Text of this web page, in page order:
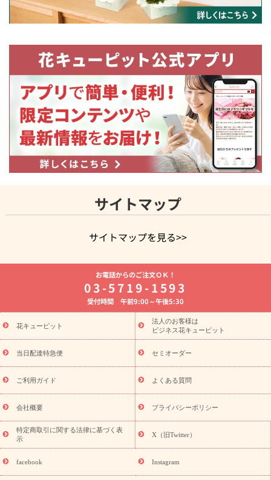
サイトマップ
サイトマップを見る>>
よく贈られる花
お祝いの花特集
誕生日フラワーギフト特集
8月の誕生花(トルコキキョウ)
開店・開業祝い
お供え・お悔やみ お供え・お悔やみの花
通夜・葬儀に贈る花 胡蝶蘭・花鉢
ーブドフラワー
季節のイベント
ひまわり ギフト・プレゼント
特集
お盆 花（新盆・初盆） 季節のイベント
お盆 花（新
盆・初盆）
お盆 花（新盆・初盆）
お盆・お供え 花とセットギ
フト
お盆・お供え プリザーブドフラワー
ひまわり ギフト・プ
レゼント特集
夏の花贈り・お中元・暑中見舞い 花のギフト特集
敬老の日におくる花ギフト・プレゼント特集
花ギフト・プレゼント特集
敬老の日 花のおすすめランキング
敬
老の日 花鉢植えのギフト・プレゼント特集
敬老の日 花とセットギ
フト・プレゼント特集
敬老の日の花 全てのギフト一覧
キャン
ペーン
「きょう誕生日なんです」キャンペーン
探す
誕生日フラワーギフト 誕生日フラワーギフト特集
誕生
日フラワーギフト商品一覧
ユリ トルコキキョウ
誕生花(トルコキキョウ)
9月の誕生花(リンドウ)
誕生日セット
お電話からのご注文ＯＫ！
03-5719-1593
受付時間 午前9:00～午後5:30
花キューピット
法人のお客様は
ビジネス花キューピット
当日配達特急便 セミオーダー
ご利用ガイド よくある質問
会社概要 プライバシーポリシー
特定商取引に関する法律に基づく表
示
X（旧Twitter）
facebook Instagram